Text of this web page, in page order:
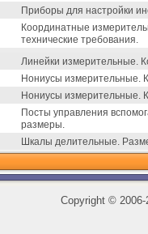
Приборы для настройки
Координатные
технические требования.
Линейки измерительные.
Нониусы измерительные.
Нониусы измерительные.
Посты управления
размеры.
Шкалы делительные.
Copyright ©